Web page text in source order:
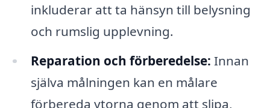
inkluderar att ta hänsyn till belysning
och rumslig upplevning.
Reparation och förberedelse: Innan
själva målningen kan en målare
förbereda ytorna genom att slipa,